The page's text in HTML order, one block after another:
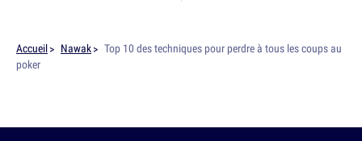
Accueil Nawak
Top 10 des techniques pour perdre à tous les coups au
poker